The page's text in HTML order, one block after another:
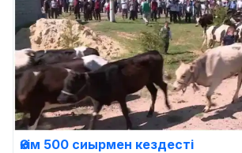
Әкім 500 сиырмен кездесті